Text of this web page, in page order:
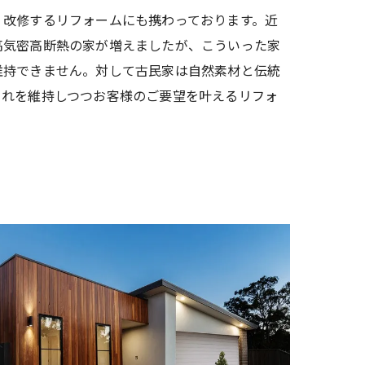
修するリフォームにも携わっております。近
密高断熱の家が増えましたが、こういった家
できません。対して古民家は自然素材と伝統
を維持しつつお客様のご要望を叶えるリフォ